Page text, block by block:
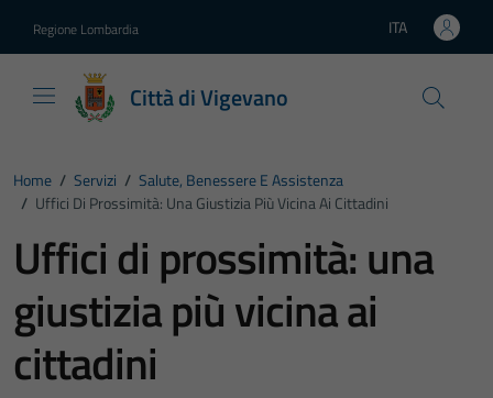
Regione Lombardia Lingua attiva:
ITA
Città di Vigevano
Home / Servizi / Salute, Benessere E Assistenza
/ Uffici Di Prossimità: Una Giustizia Più Vicina Ai Cittadini
Uffici di prossimità: una
giustizia più vicina ai
cittadini